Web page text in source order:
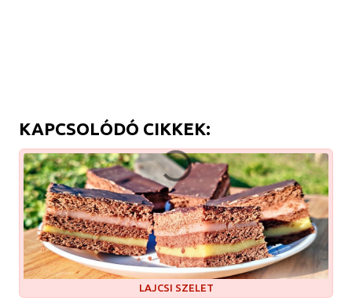
KAPCSOLÓDÓ CIKKEK:
LAJCSI SZELET